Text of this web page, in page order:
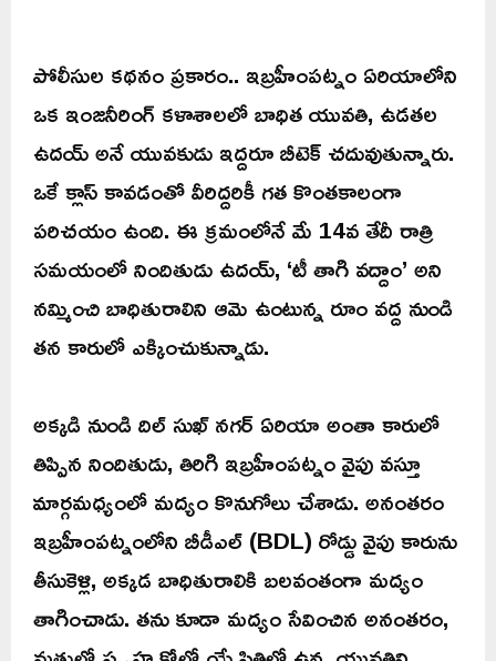
పోలీసుల కథనం ప్రకారం.. ఇబ్రహీంపట్నం ఏరియాలోని
ఒక ఇంజనీరింగ్ కళాశాలలో బాధిత యువతి, ఉడతల
ఉదయ్ అనే యువకుడు ఇద్దరూ బీటెక్ చదువుతున్నారు.
ఒకే క్లాస్ కావడంతో వీరిద్దరికీ గత కొంతకాలంగా
పరిచయం ఉంది. ఈ క్రమంలోనే మే 14వ తేదీ రాత్రి
సమయంలో నిందితుడు ఉదయ్, ‘టీ తాగి వద్దాం’ అని
నమ్మించి బాధితురాలిని ఆమె ఉంటున్న రూం వద్ద నుండి
తన కారులో ఎక్కించుకున్నాడు.
అక్కడి నుండి దిల్ సుఖ్ నగర్ ఏరియా అంతా కారులో
తిప్పిన నిందితుడు, తిరిగి ఇబ్రహీంపట్నం వైపు వస్తూ
మార్గమధ్యంలో మద్యం కొనుగోలు చేశాడు. అనంతరం
ఇబ్రహీంపట్నంలోని బీడీఎల్ (BDL) రోడ్డు వైపు కారును
తీసుకెళ్లి, అక్కడ బాధితురాలికి బలవంతంగా మద్యం
తాగించాడు. తను కూడా మద్యం సేవించిన అనంతరం,